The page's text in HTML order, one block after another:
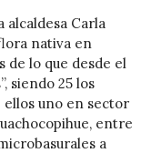
alcaldesa Carla
nativa en
de lo que desde el
siendo 25 los
ellos uno en sector
entre
a